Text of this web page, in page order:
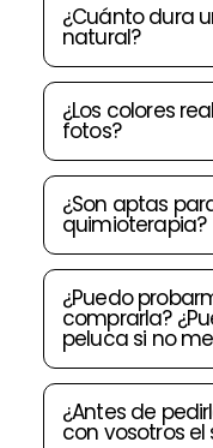
¿Cuánto dura
natural?
¿Los colores
fotos?
¿Son aptas
quimioterapia?
¿Puedo
comprarla?
peluca si no
¿Antes de
con vosotros el